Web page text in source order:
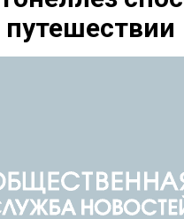
путешествии